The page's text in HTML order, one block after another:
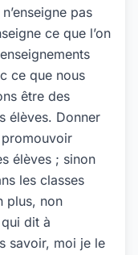
pas
ce que l’on
ce que nous
être des
élèves. Donner
promouvoir
élèves ; sinon
les classes
plus, non
qui dit à
savoir, moi je le